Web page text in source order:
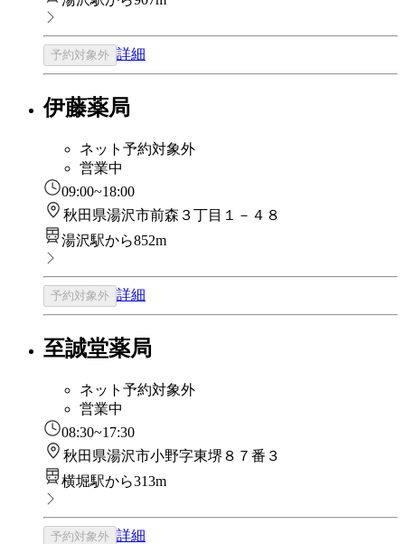
予約対象外 詳細
伊藤薬局
ネット予約対象外
営業中
09:00~18:00
秋田県湯沢市前森３丁目１－４８
湯沢駅から852m
予約対象外 詳細
至誠堂薬局
ネット予約対象外
営業中
08:30~17:30
秋田県湯沢市小野字東堺８７番３
横堀駅から313m
予約対象外 詳細